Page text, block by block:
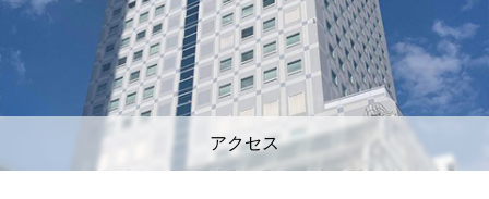
アクセス